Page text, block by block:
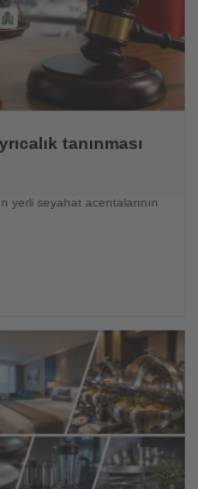
tanınması
yerli seyahat acentalarının